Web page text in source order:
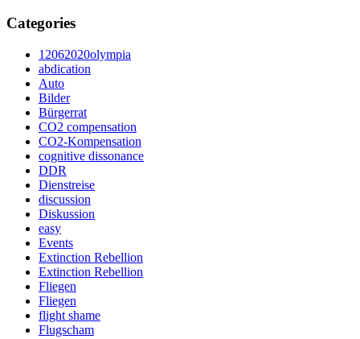
Categories
12062020olympia
abdication
Auto
Bilder
Bürgerrat
CO2 compensation
CO2-Kompensation
cognitive dissonance
DDR
Dienstreise
discussion
Diskussion
easy
Events
Extinction Rebellion
Extinction Rebellion
Fliegen
Fliegen
flight shame
Flugscham